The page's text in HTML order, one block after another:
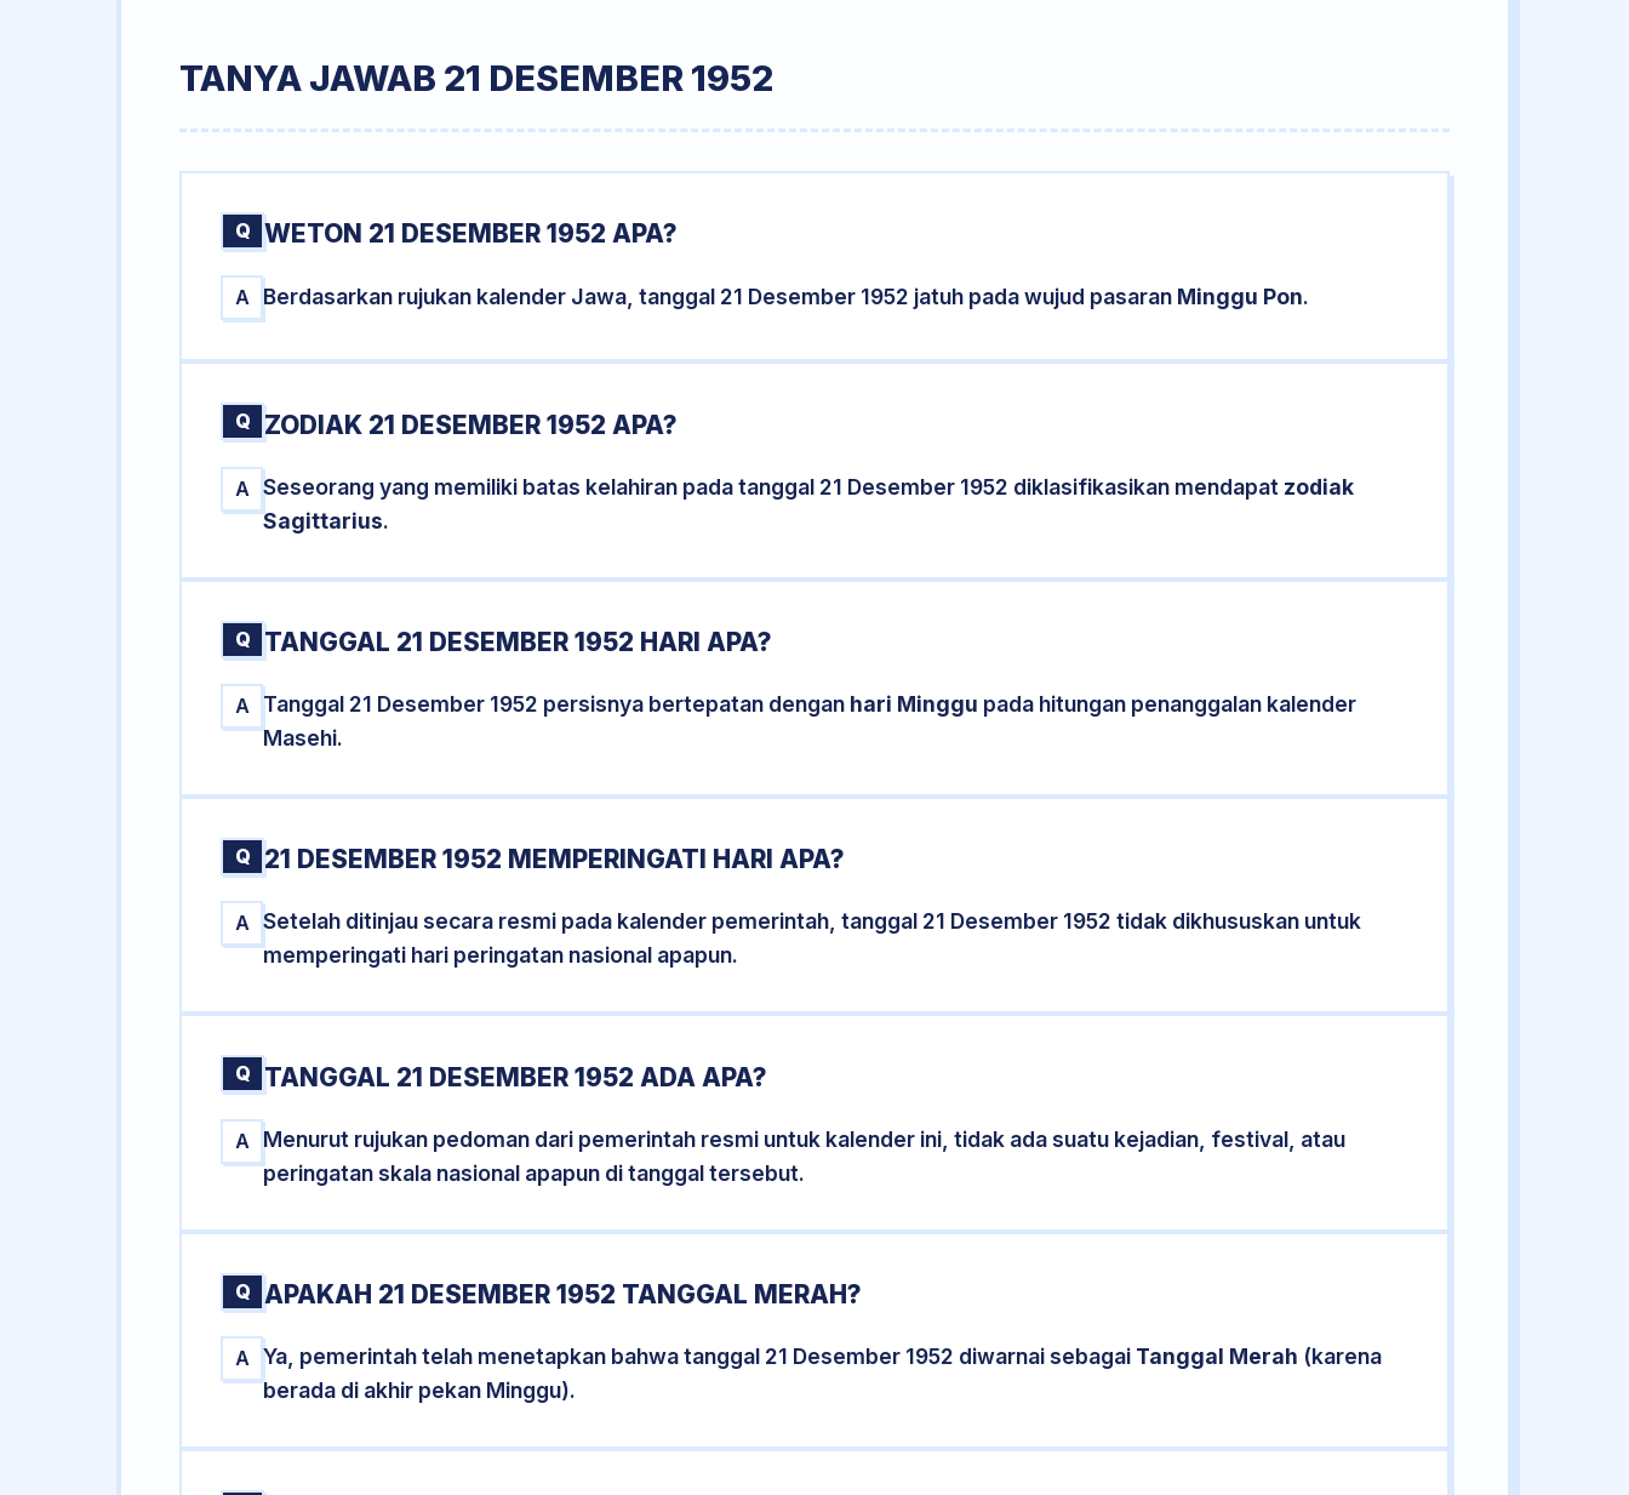
TANYA JAWAB 21 DESEMBER 1952
Q WETON 21 DESEMBER 1952 APA?
A Berdasarkan rujukan kalender Jawa, tanggal 21 Desember 1952 jatuh pada wujud pasaran Minggu Pon.
Q ZODIAK 21 DESEMBER 1952 APA?
A Seseorang yang memiliki batas kelahiran pada tanggal 21 Desember 1952 diklasifikasikan mendapat zodiak
Sagittarius.
Q TANGGAL 21 DESEMBER 1952 HARI APA?
A Tanggal 21 Desember 1952 persisnya bertepatan dengan hari Minggu pada hitungan penanggalan kalender
Masehi.
Q 21 DESEMBER 1952 MEMPERINGATI HARI APA?
A Setelah ditinjau secara resmi pada kalender pemerintah, tanggal 21 Desember 1952 tidak dikhususkan untuk
memperingati hari peringatan nasional apapun.
Q TANGGAL 21 DESEMBER 1952 ADA APA?
A
Menurut rujukan pedoman dari pemerintah resmi untuk kalender ini, tidak ada suatu kejadian, festival, atau
peringatan skala nasional apapun di tanggal tersebut.
Q APAKAH 21 DESEMBER 1952 TANGGAL MERAH?
A Ya, pemerintah telah menetapkan bahwa tanggal 21 Desember 1952 diwarnai sebagai Tanggal Merah (karena
berada di akhir pekan Minggu).